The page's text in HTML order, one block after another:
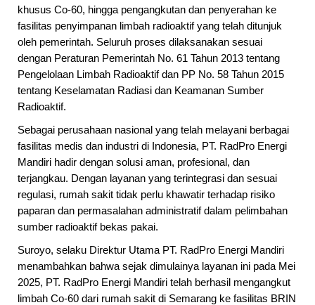
khusus Co-60, hingga pengangkutan dan penyerahan ke
fasilitas penyimpanan limbah radioaktif yang telah ditunjuk
oleh pemerintah. Seluruh proses dilaksanakan sesuai
dengan Peraturan Pemerintah No. 61 Tahun 2013 tentang
Pengelolaan Limbah Radioaktif dan PP No. 58 Tahun 2015
tentang Keselamatan Radiasi dan Keamanan Sumber
Radioaktif.
Sebagai perusahaan nasional yang telah melayani berbagai
fasilitas medis dan industri di Indonesia, PT. RadPro Energi
Mandiri hadir dengan solusi aman, profesional, dan
terjangkau. Dengan layanan yang terintegrasi dan sesuai
regulasi, rumah sakit tidak perlu khawatir terhadap risiko
paparan dan permasalahan administratif dalam pelimbahan
sumber radioaktif bekas pakai.
Suroyo, selaku Direktur Utama PT. RadPro Energi Mandiri
menambahkan bahwa sejak dimulainya layanan ini pada Mei
2025, PT. RadPro Energi Mandiri telah berhasil mengangkut
limbah Co-60 dari rumah sakit di Semarang ke fasilitas BRIN